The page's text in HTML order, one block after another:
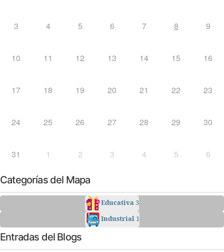
3 4 5 6 7 8 9
10 11 12 13 14 15 16
17 18 19 20 21 22 23
24 25 26 27 28 29 30
31 1 2 3 4 5 6
Categorías del Mapa
Educativa3
Industrial 1
Entradas del Blogs